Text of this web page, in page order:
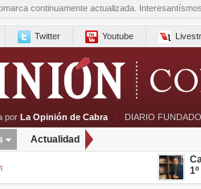
continuamente actualizada.
Twitter Youtube
por La Opinión de Cabra | DIARIO
Actualidad